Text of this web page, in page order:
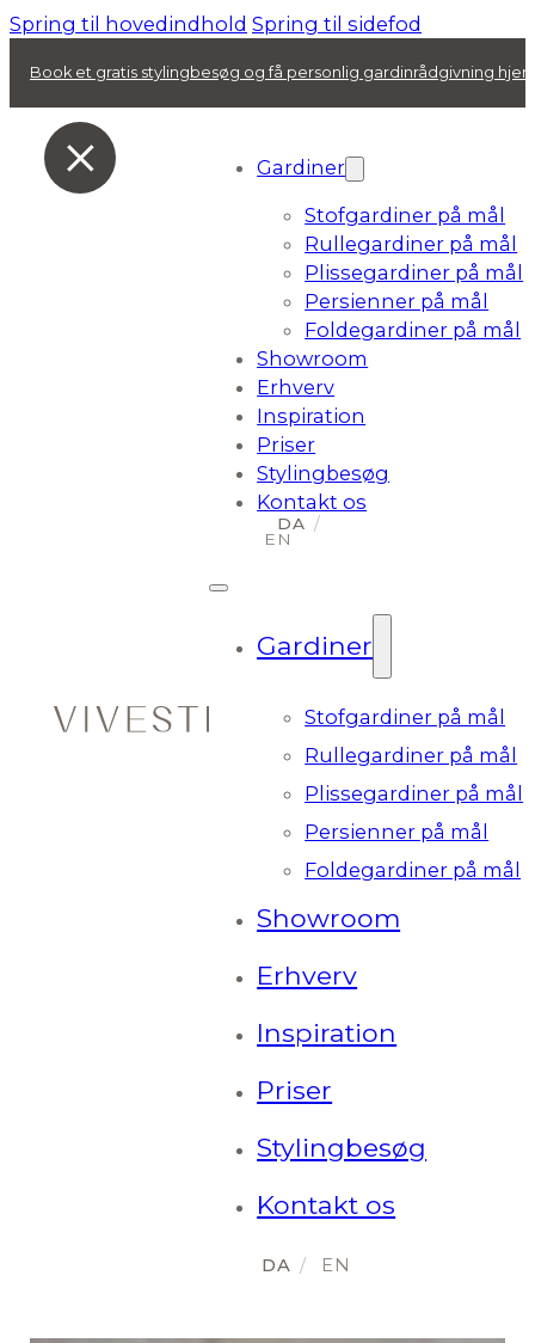
Spring til hovedindhold Spring til sidefod
Book et gratis stylingbesøg og få personlig gardinrådgivning
Gardiner
Stofgardiner på mål
Rullegardiner på mål
Plissegardiner på mål
Persienner på mål
Foldegardiner på mål
Showroom
Erhverv
Inspiration
Priser
Stylingbesøg
Kontakt os
Gardiner
Stofgardiner på mål
Rullegardiner på mål
Plissegardiner på mål
Persienner på mål
Foldegardiner på mål
Showroom
Erhverv
Inspiration
Priser
Stylingbesøg
Kontakt os